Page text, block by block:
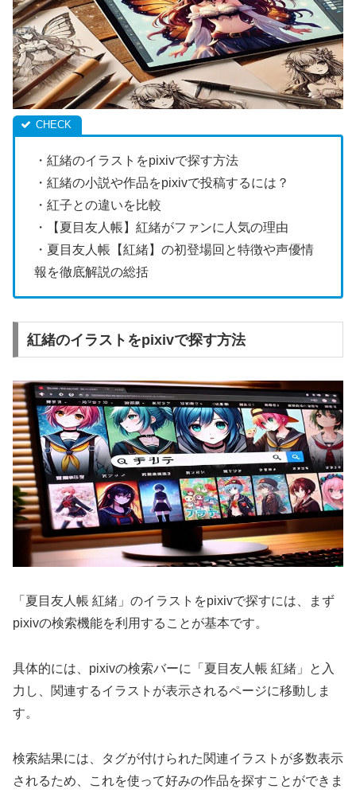
・紅緒のイラストをpixivで探す方法
・紅緒の小説や作品をpixivで投稿するには？
・紅子との違いを比較
・【夏目友人帳】紅緒がファンに人気の理由
・夏目友人帳【紅緒】の初登場回と特徴や声優情
報を徹底解説の総括
紅緒のイラストをpixivで探す方法
「夏目友人帳 紅緒」のイラストをpixivで探すには、まず
pixivの検索機能を利用することが基本です。
具体的には、pixivの検索バーに「夏目友人帳 紅緒」と入
力し、関連するイラストが表示されるページに移動しま
す。
検索結果には、タグが付けられた関連イラストが多数表示
されるため、これを使って好みの作品を探すことができま